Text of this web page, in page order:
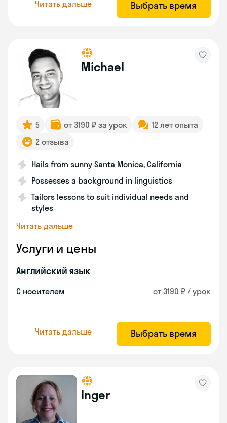
Читать дальше Выбрать время
Michael
5 от 3190 ₽ за урок
12 лет опыта
2 отзыва
Hails from sunny Santa Monica, California
Possesses a background in linguistics
Tailors lessons to suit individual needs and
styles
Читать дальше
Услуги и цены
Английский язык
С носителем от 3190 ₽ / урок
Читать дальше Выбрать время
Inger